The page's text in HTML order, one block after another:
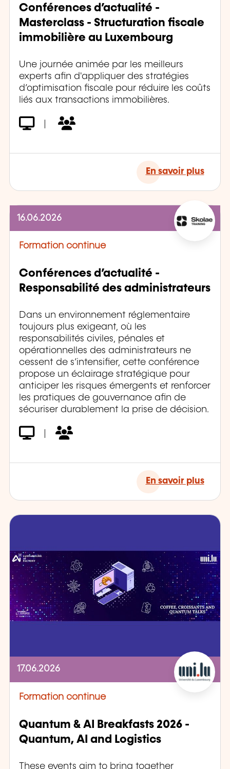
Conférences d’actualité -
Masterclass - Structuration fiscale
immobilière au Luxembourg
Une journée animée par les meilleurs
experts afin d'appliquer des stratégies
d’optimisation fiscale pour réduire les coûts
liés aux transactions immobilières.
|
En savoir plus
16.06.2026
Formation continue
Conférences d’actualité -
Responsabilité des administrateurs
Dans un environnement réglementaire
toujours plus exigeant, où les
responsabilités civiles, pénales et
opérationnelles des administrateurs ne
cessent de s’intensifier, cette conférence
propose un éclairage stratégique pour
anticiper les risques émergents et renforcer
les pratiques de gouvernance afin de
sécuriser durablement la prise de décision.
|
En savoir plus
17.06.2026
Formation continue
Quantum & AI Breakfasts 2026 -
Quantum, AI and Logistics
These events aim to bring together